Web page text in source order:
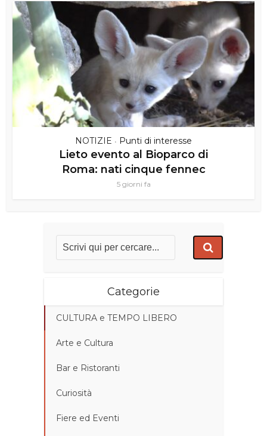
NOTIZIE • Punti di interesse
Lieto evento al Bioparco di
Roma: nati cinque fennec
5 giorni fa
Categorie
CULTURA e TEMPO LIBERO
Arte e Cultura
Bar e Ristoranti
Curiosità
Fiere ed Eventi